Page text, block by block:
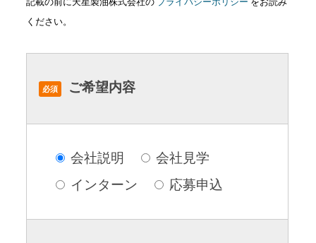
ください。
必須 ご希望内容
会社説明
会社見学
インターン
応募申込